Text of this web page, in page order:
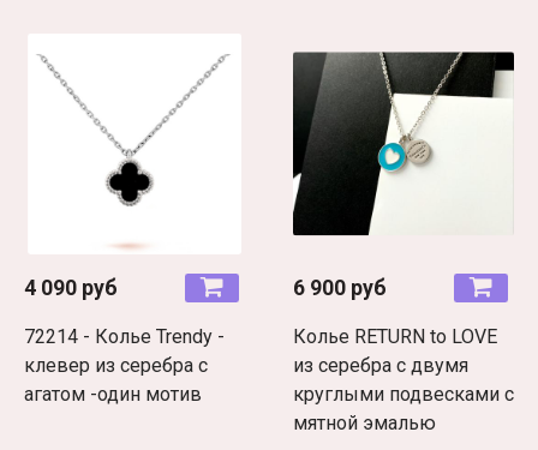
4 090 руб
72214 - Колье Trendy -
клевер из серебра с
агатом -один мотив
6 900 руб
Колье RETURN to LOVE
из серебра с двумя
круглыми подвесками с
мятной эмалью